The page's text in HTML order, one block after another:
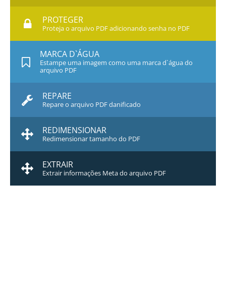
PROTEGER
Proteja o arquivo PDF adicionando senha no PDF
MARCA D`ÁGUA
Estampe uma imagem como uma marca d`água do
arquivo PDF
REPARE
Repare o arquivo PDF danificado
REDIMENSIONAR
Redimensionar tamanho do PDF
EXTRAIR
Extrair informações Meta do arquivo PDF